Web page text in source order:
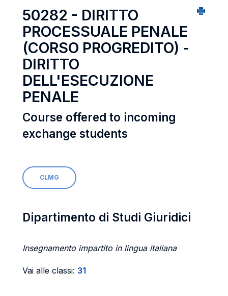
50282 - DIRITTO
PROCESSUALE PENALE
(CORSO PROGREDITO) -
DIRITTO
DELL'ESECUZIONE
PENALE
Course offered to incoming
exchange students
CLMG
Dipartimento di Studi Giuridici
Insegnamento impartito in lingua italiana
Vai alle classi: 31